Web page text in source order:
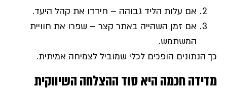
אם עלות הליד גבוהה – חידדו את קהל היעד.
אם זמן השהייה באתר קצר – שפרו את חוויית
המשתמש.
כך הנתונים הופכים לכלי שמוביל לצמיחה אמיתית.
מדידה חכמה היא סוד ההצלחה השיווקית